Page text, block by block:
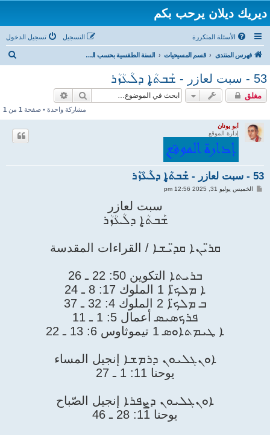
ديريك ديلان يرحب بكم
الأسئلة المتكررة تسجيل الدخول التسجيل
فهرس المنتدى قسم المسيحيات السنة الطقسية بحسب الكنيسة السريانية الأرثوذكسية
53 - سبت لعازر - ܫܰܒܬ̥ܳܐ ܕܠܳܥܳܙܳܪ
مغلق بحث
مشاركة واحدة • صفحة 1 من 1
أبو يونان
إدارة الموقع
53 - سبت لعازر - ܫܰܒܬ̥ܳܐ ܕܠܳܥܳܙܳܪ
الخميس يوليو 31, 2025 12:56 pm
سبت لعازر
ܫܰܒܬ̥ܳܐ ܕܠܳܥܳܙܳܪ
ܩܪ̈ܝܢܐ ܩܕ̈ܝܫܐ / القراءات المقدسة
ܒܪܝܬܐ التكوين 50: 22 ـ 26
ܐ ܡܠܟ̈ܐ 1 الملوك 17: 8 ـ 24
ܒ ܡܠܟ̈ܐ 2 الملوك 4: 32 ـ 37
ܦܪܟܣܝܣ أعمال 5: 1 ـ 11
ܐ ܛܝܡܬܐܘܣ 1 تيموثاوس 6: 13 ـ 22
ܐܘܢܓܠܝܘܢ ܕܪܡܫܐ إنجيل المساء
يوحنا 11: 1 ـ 27
ܐܘܢܓܠܝܘܢ ܕܨܦܪܐ إنجيل الصّباح
يوحنا 11: 28 ـ 46